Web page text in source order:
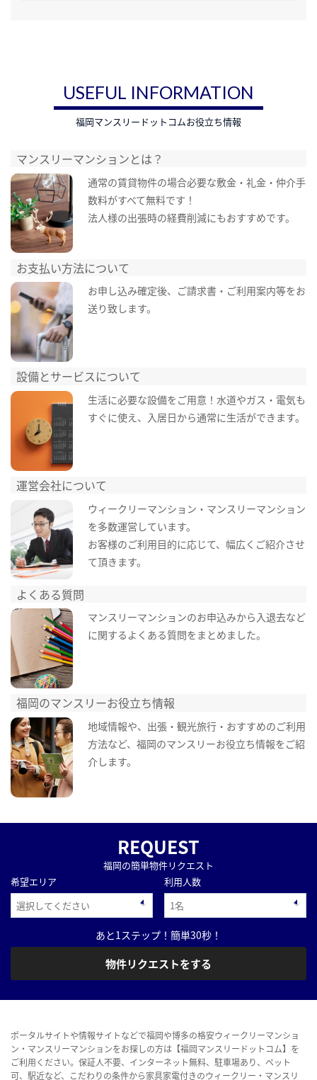
USEFUL INFORMATION
福岡マンスリードットコムお役立ち情報
マンスリーマンションとは？
通常の賃貸物件の場合必要な敷金・礼金・仲介手
数料がすべて無料です！
法人様の出張時の経費削減にもおすすめです。
お支払い方法について
お申し込み確定後、ご請求書・ご利用案内等をお
送り致します。
設備とサービスについて
生活に必要な設備をご用意！水道やガス・電気も
すぐに使え、入居日から通常に生活ができます。
運営会社について
ウィークリーマンション・マンスリーマンション
を多数運営しています。
お客様のご利用目的に応じて、幅広くご紹介させ
て頂きます。
よくある質問
マンスリーマンションのお申込みから入退去など
に関するよくある質問をまとめました。
福岡のマンスリーお役立ち情報
地域情報や、出張・観光旅行・おすすめのご利用
方法など、福岡のマンスリーお役立ち情報をご紹
介します。
REQUEST
福岡の簡単物件リクエスト
希望エリア
利用人数
あと1ステップ！簡単30秒！
物件リクエストをする
ポータルサイトや情報サイトなどで福岡や博多の格安ウィークリーマンショ
ン・マンスリーマンションをお探しの方は【福岡マンスリードットコム】を
ご利用ください。保証人不要、インターネット無料、駐車場あり、ペット
可、駅近など、こだわりの条件から家具家電付きのウィークリー・マンスリ